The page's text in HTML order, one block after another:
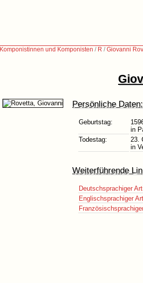
Komponistinnen und Komponisten / R /Giovanni
Persönliche Daten:
Geburtstag:
in
Todestag:
23.
in
Weiterführende
Deutschsprachiger
Englischsprachiger